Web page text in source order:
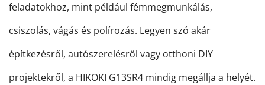
feladatokhoz, mint például fémmegmunkálás,
csiszolás, vágás és polírozás. Legyen szó akár
építkezésről, autószerelésről vagy otthoni DIY
projektekről, a HIKOKI G13SR4 mindig megállja a helyét.